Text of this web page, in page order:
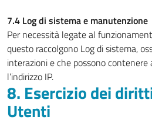
7.4 Log di sistema e manutenzione
Per necessità legate al
questo raccolgono Log di sistema,
interazioni e che possono
l’indirizzo IP.
8. Esercizio dei
Utenti